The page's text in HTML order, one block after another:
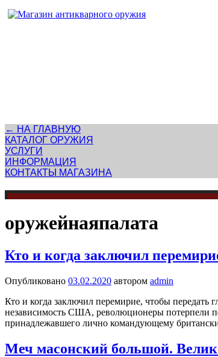
← НА ГЛАВНУЮ
КАТАЛОГ ОРУЖИЯ
УСЛУГИ
ИНФОРМАЦИЯ
КОНТАКТЫ МАГАЗИНА
оружейнаяпалата
Кто и когда заключил
Опубликовано 03.02.2020 автором admin
Кто и когда заключил перемирие, чтобы
независимость США, революционеры потерпели
принадлежавшего лично командующему
Меч масонский большой.